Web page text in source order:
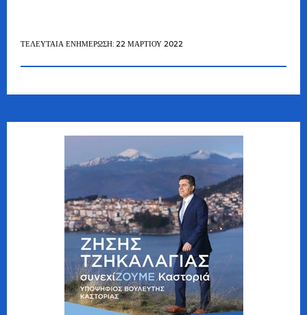
ΤΕΛΕΥΤΑΊΑ ΕΝΗΜΈΡΩΣΗ: 22 ΜΑΡΤΊΟΥ 2022